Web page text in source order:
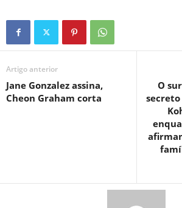
Artigo anterior
Jane Gonzalez assina,
Cheon Graham corta
O